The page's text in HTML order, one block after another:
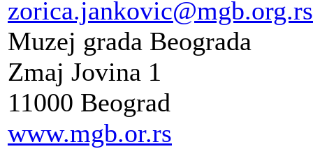
zorica.jankovic@mgb.org.rs
Muzej grada Beograda
Zmaj Jovina 1
11000 Beograd
www.mgb.or.rs